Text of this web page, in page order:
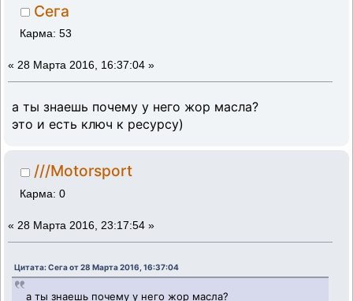
Сега
Карма: 53
« 28 Марта 2016, 16:37:04 »
а ты знаешь почему у него жор масла?
это и есть ключ к ресурсу)
///Motorsport
Карма: 0
« 28 Марта 2016, 23:17:54 »
Цитата: Сега от 28 Марта 2016, 16:37:04
а ты знаешь почему у него жор масла?